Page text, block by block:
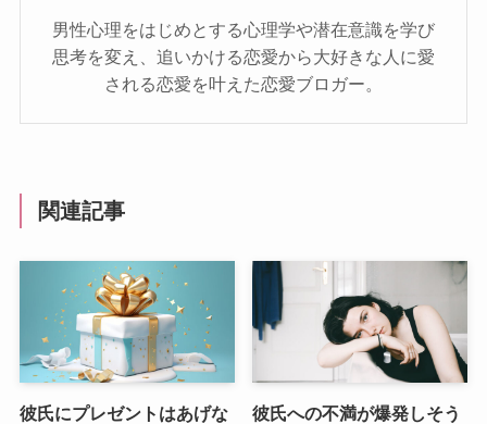
男性心理をはじめとする心理学や潜在意識を学び
思考を変え、追いかける恋愛から大好きな人に愛
される恋愛を叶えた恋愛ブロガー。
関連記事
彼氏にプレゼントはあげな
彼氏への不満が爆発しそう